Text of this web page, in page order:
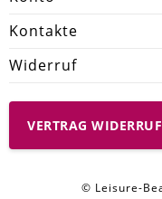
Kontakte
Widerruf
VERTRAG
© Leisure-